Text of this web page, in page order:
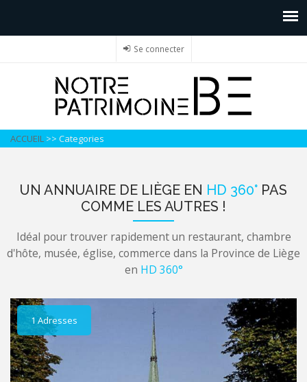
Se connecter
ACCUEIL >> Categories
UN ANNUAIRE DE LIÈGE EN HD 360° PAS
COMME LES AUTRES !
Idéal pour trouver rapidement un restaurant, chambre
d'hôte, musée, église, commerce dans la Province de Liège
en HD 360°
1 Adresses